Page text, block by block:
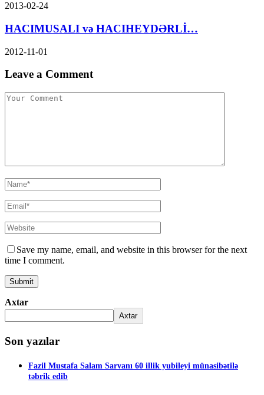
2013-02-24
HACIMUSALI və HACIHEYDƏRLİ…
2012-11-01
Leave a Comment
Save my name, email, and website in this browser for the next
time I comment.
Axtar
Axtar
Son yazılar
Fazil Mustafa Salam Sarvanı 60 illik yubileyi münasibətilə
təbrik edib